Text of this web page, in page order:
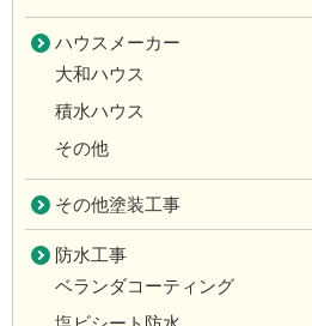
ハウスメーカー
大和ハウス
積水ハウス
その他
その他塗装工事
防水工事
ベランダコーティング